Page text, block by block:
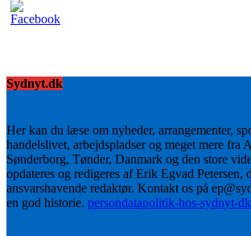
Sydnyt.dk
Her kan du læse om nyheder, arrangementer,
handelslivet, arbejdspladser og meget mere fra
Sønderborg, Tønder, Danmark og den store
opdateres og redigeres af Erik Egvad Petersen,
ansvarshavende redaktør. Kontakt os på
en god historie. persondatapolitik-hos-sydnyt-dk